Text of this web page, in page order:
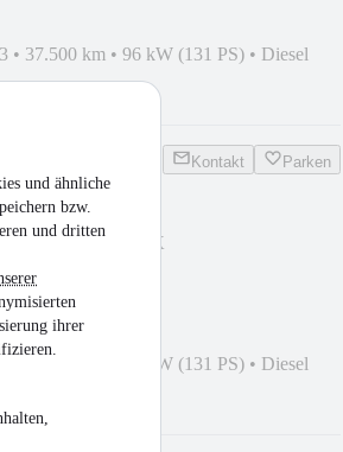
und ähnliche
bzw.
und dritten
ihrer
• 37.500 km • 96 kW (131 PS) • Diesel
Kontakt Parken
EAT8 MAX
96 kW (131 PS) • Diesel